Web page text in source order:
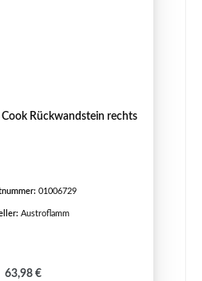
Rückwandstein rechts
01006729
Austroflamm
Regulärer Preis:
63,98 €